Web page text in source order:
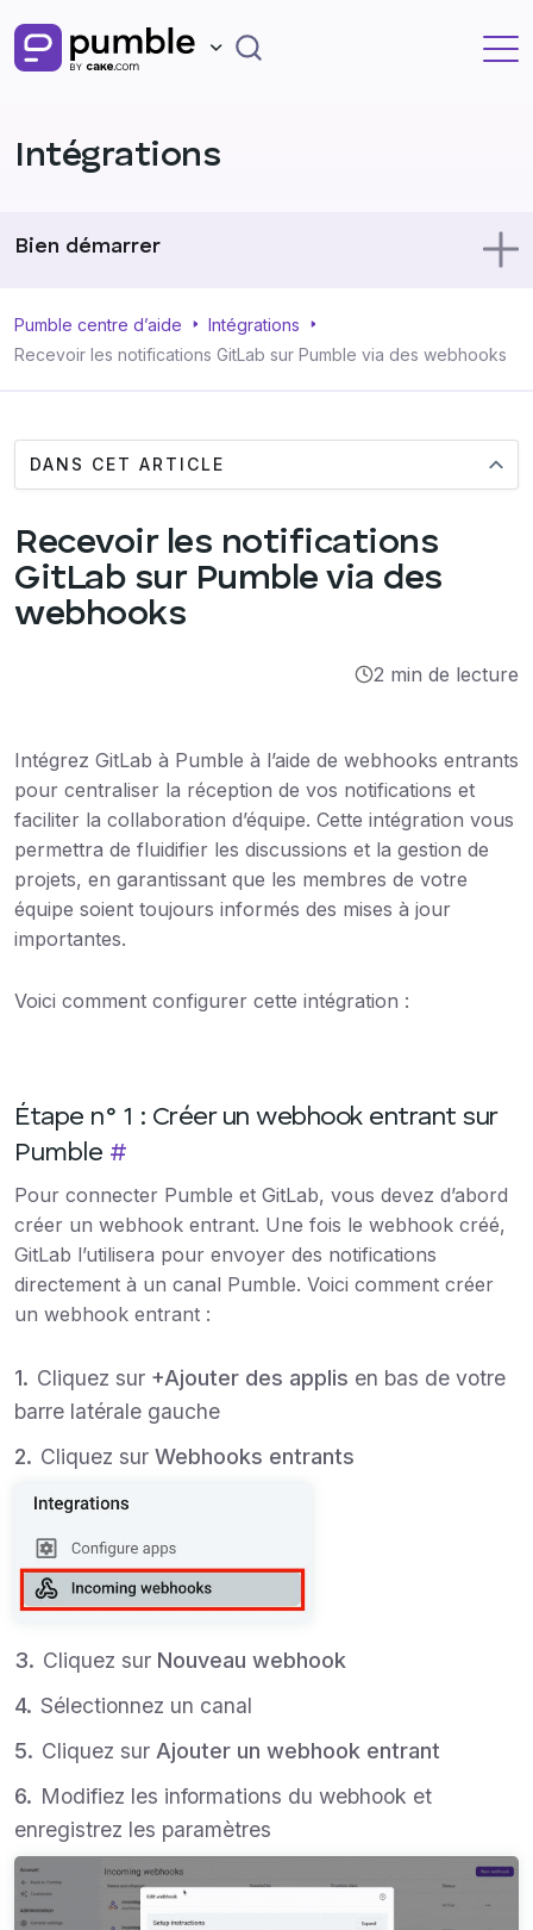
Intégrations
Tutoriels
Intégrations
Bien démarrer
Utiliser Pumble
Administration
Pumble centre d’aide
Intégrations
Recevoir les notifications GitLab sur Pumble via des webhooks
DANS CET ARTICLE
Recevoir les notifications
GitLab sur Pumble via des
webhooks
2 min de lecture
Intégrez GitLab à Pumble à l’aide de webhooks entrants
pour centraliser la réception de vos notifications et
faciliter la collaboration d’équipe. Cette intégration vous
permettra de fluidifier les discussions et la gestion de
projets, en garantissant que les membres de votre
équipe soient toujours informés des mises à jour
importantes.
Voici comment configurer cette intégration :
Étape n° 1 : Créer un webhook entrant sur
Pumble #
Pour connecter Pumble et GitLab, vous devez d’abord
créer un webhook entrant. Une fois le webhook créé,
GitLab l’utilisera pour envoyer des notifications
directement à un canal Pumble. Voici comment créer
un webhook entrant :
Cliquez sur +Ajouter des applis en bas de votre
barre latérale gauche
Cliquez sur Webhooks entrants
Cliquez sur Nouveau webhook
Sélectionnez un canal
Cliquez sur Ajouter un webhook entrant
Modifiez les informations du webhook et
enregistrez les paramètres